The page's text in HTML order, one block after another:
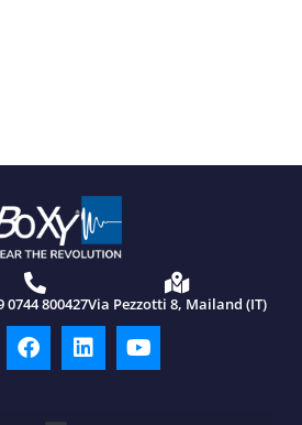
0744 800427Via Pezzotti 8, Mailand (IT)